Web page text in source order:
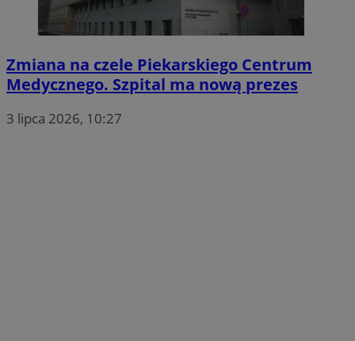
Zmiana na czele Piekarskiego Centrum
Medycznego. Szpital ma nową prezes
3 lipca 2026, 10:27